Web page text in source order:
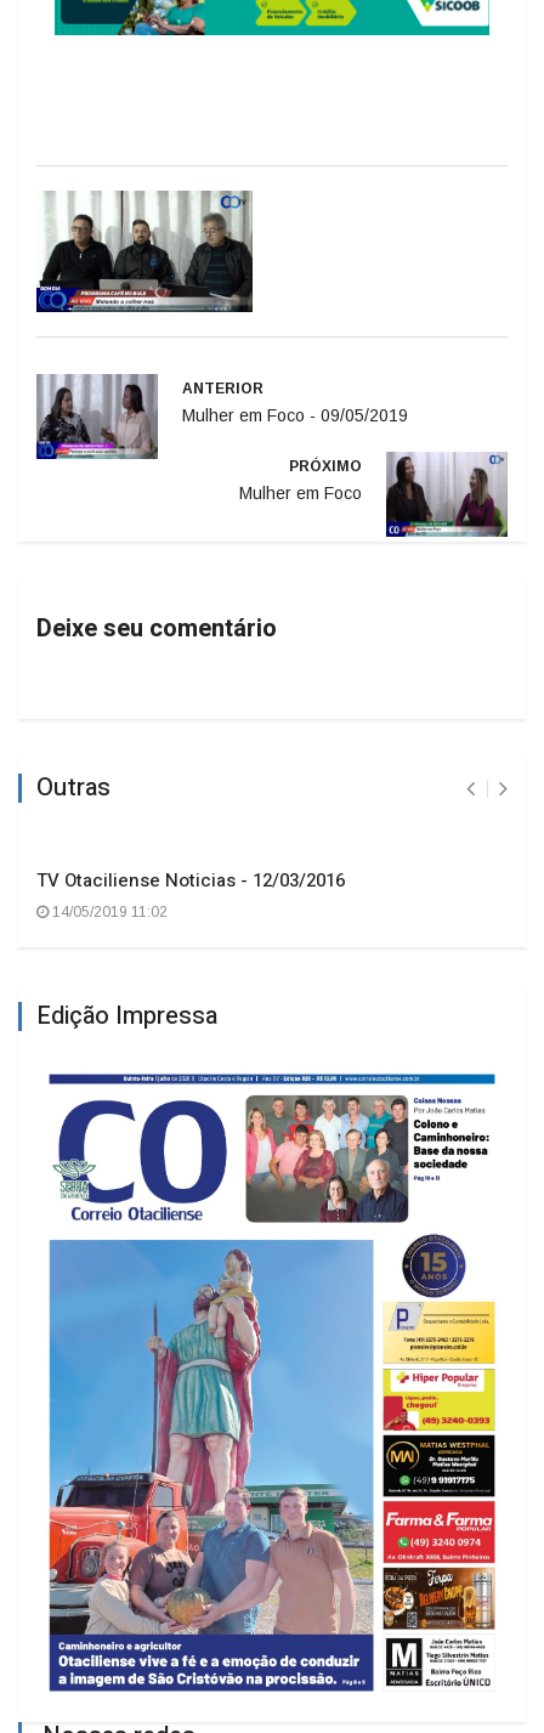
ANTERIOR
Mulher em Foco - 09/05/2019
PRÓXIMO
Mulher em Foco
Deixe seu comentário
Outras
TV Otaciliense Noticias - 12/03/2016
14/05/2019 11:02
Edição Impressa